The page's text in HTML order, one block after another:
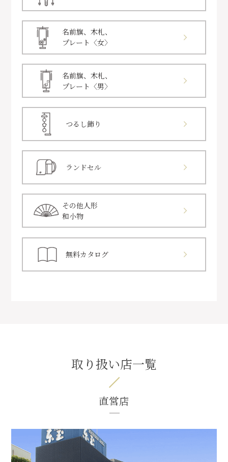
名前旗、木札、
プレート〈女〉
名前旗、木札、
プレート〈男〉
つるし飾り
ランドセル
その他人形
和小物
無料カタログ
取り扱い店一覧
直営店